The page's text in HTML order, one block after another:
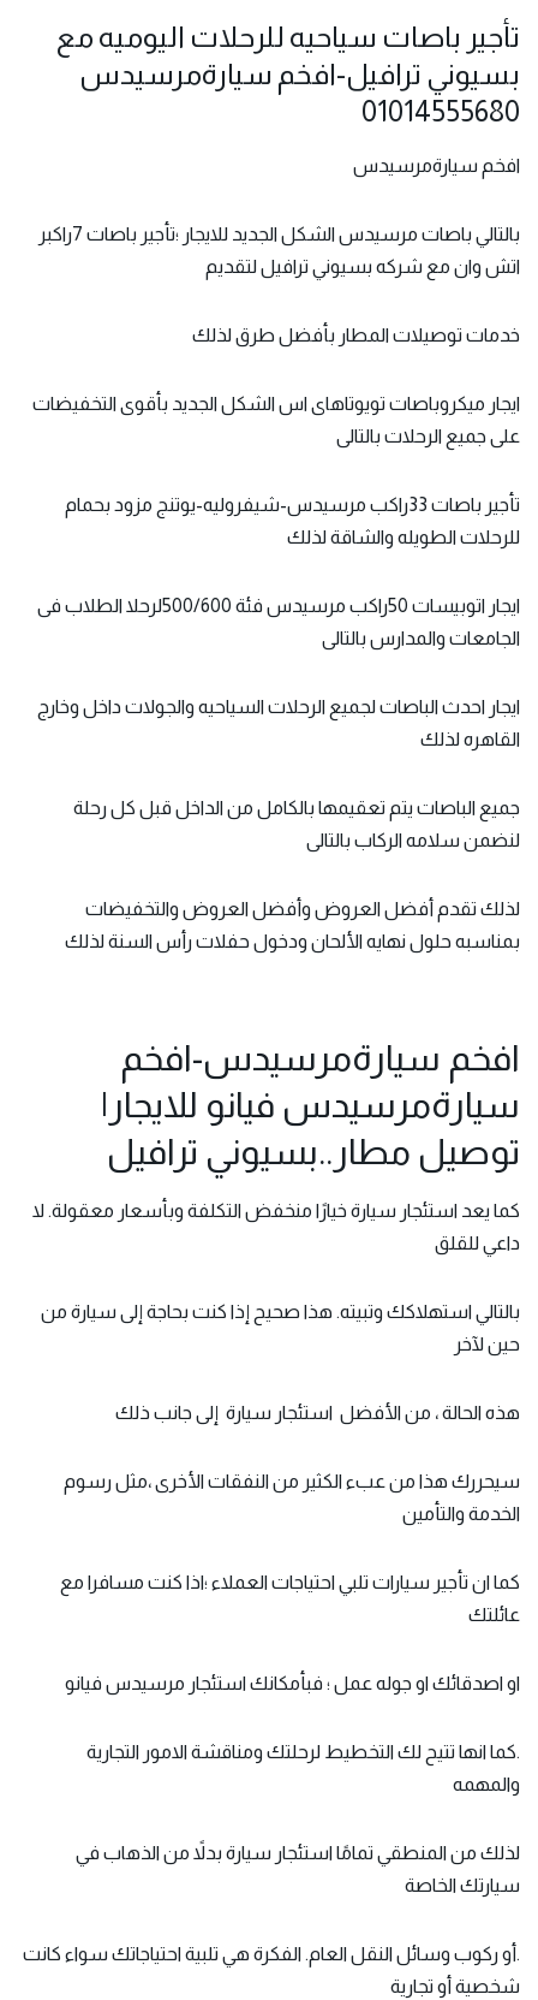
تأجير باصات سياحيه للرحلات اليوميه مع
بسيوني ترافيل-افخم سيارةمرسيدس
01014555680
افخم سيارةمرسيدس
بالتالي باصات مرسيدس الشكل الجديد للايجار ؛تأجير باصات 7راكبر
اتش وان مع شركه بسيوني ترافيل لتقديم
خدمات توصيلات المطار بأفضل طرق لذلك
ايجار ميكروباصات تويوتاهاى اس الشكل الجديد بأقوى التخفيضات
على جميع الرحلات بالتالى
تأجير باصات 33راكب مرسيدس-شيفروليه-يوتنج مزود بحمام
للرحلات الطويله والشاقة لذلك
ايجار اتوبيسات 50راكب مرسيدس فئة 500/600لرحلا الطلاب فى
الجامعات والمدارس بالتالى
ايجار احدث الباصات لجميع الرحلات السياحيه والجولات داخل وخارج
القاهره لذلك
جميع الباصات يتم تعقيمها بالكامل من الداخل قبل كل رحلة
لنضمن سلامه الركاب بالتالى
لذلك تقدم أفضل العروض وأفضل العروض والتخفيضات
بمناسبه حلول نهايه الألحان ودخول حفلات رأس السنة لذلك
افخم سيارةمرسيدس-افخم
سيارةمرسيدس فيانو للايجار|
توصيل مطار..بسيوني ترافيل
كما يعد استئجار سيارة خيارًا منخفض التكلفة وبأسعار معقولة. لا
داعي للقلق
بالتالي استهلاكك وتبيته. هذا صحيح إذا كنت بحاجة إلى سيارة من
حين لآخر
هذه الحالة ، من الأفضل استئجار سيارة إلى جانب ذلك
سيحررك هذا من عبء الكثير من النفقات الأخرى ،مثل رسوم
الخدمة والتأمين
كما ان تأجير سيارات تلبي احتياجات العملاء ؛اذا كنت مسافرا مع
عائلتك
او اصدقائك او جوله عمل ؛ فبأمكانك استئجار مرسيدس فيانو
.كما انها تتيح لك التخطيط لرحلتك ومناقشة الامور التجارية
والمهمه
لذلك من المنطقي تمامًا استئجار سيارة بدلاً من الذهاب في
سيارتك الخاصة
.أو ركوب وسائل النقل العام. الفكرة هي تلبية احتياجاتك سواء كانت
شخصية أو تجارية